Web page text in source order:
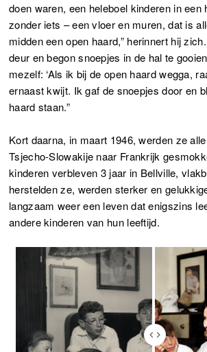
doen waren, een heleboel kinderen in een
zonder iets – een vloer en muren, dat is
midden een open haard,” herinnert hij
deur en begon snoepjes in de hal te
mezelf: ‘Als ik bij de open haard wegga,
ernaast kwijt. Ik gaf de snoepjes door en
haard staan.”
Kort daarna, in maart 1946, werden ze
Tsjecho-Slowakije naar Frankrijk
kinderen verbleven 3 jaar in Bellville,
herstelden ze, werden sterker en
langzaam weer een leven dat enigszins
andere kinderen van hun leeftijd.